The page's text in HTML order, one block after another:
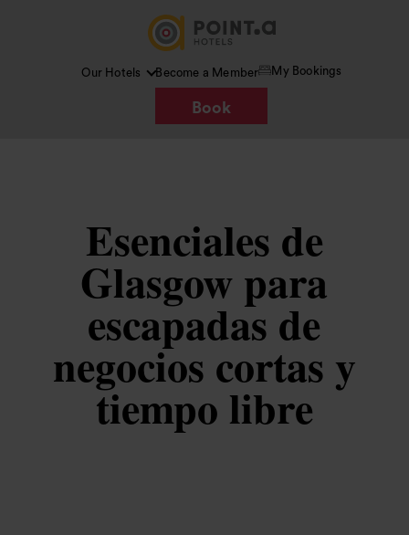
Our Hotels Become a Member My Bookings
Book
Esenciales de
Glasgow para
escapadas de
negocios cortas y
tiempo libre